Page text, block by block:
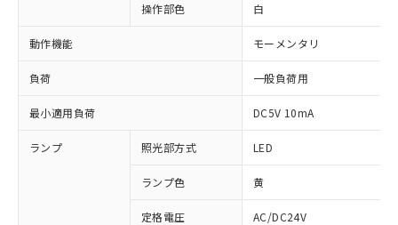
操作部色 白
動作機能 モーメンタリ
負荷 一般負荷用
最小適用負荷 DC5V 10mA
ランプ 照光部方式 LED
ランプ色 黄
定格電圧 AC/DC24V